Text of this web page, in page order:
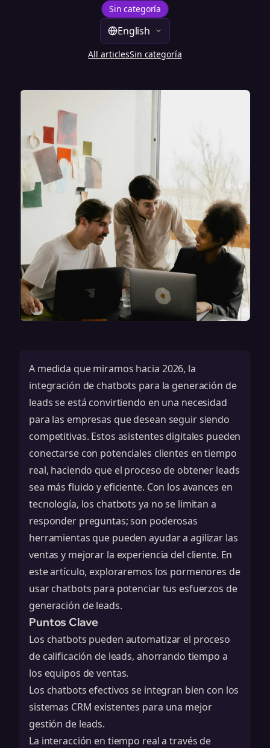
Sin categoría
English
All articlesSin categoría
A medida que miramos hacia 2026, la
integración de chatbots para la generación de
leads se está convirtiendo en una necesidad
para las empresas que desean seguir siendo
competitivas. Estos asistentes digitales pueden
conectarse con potenciales clientes en tiempo
real, haciendo que el proceso de obtener leads
sea más fluido y eficiente. Con los avances en
tecnología, los chatbots ya no se limitan a
responder preguntas; son poderosas
herramientas que pueden ayudar a agilizar las
ventas y mejorar la experiencia del cliente. En
este artículo, exploraremos los pormenores de
usar chatbots para potenciar tus esfuerzos de
generación de leads.
Puntos Clave
Los chatbots pueden automatizar el proceso
de calificación de leads, ahorrando tiempo a
los equipos de ventas.
Los chatbots efectivos se integran bien con los
sistemas CRM existentes para una mejor
gestión de leads.
La interacción en tiempo real a través de